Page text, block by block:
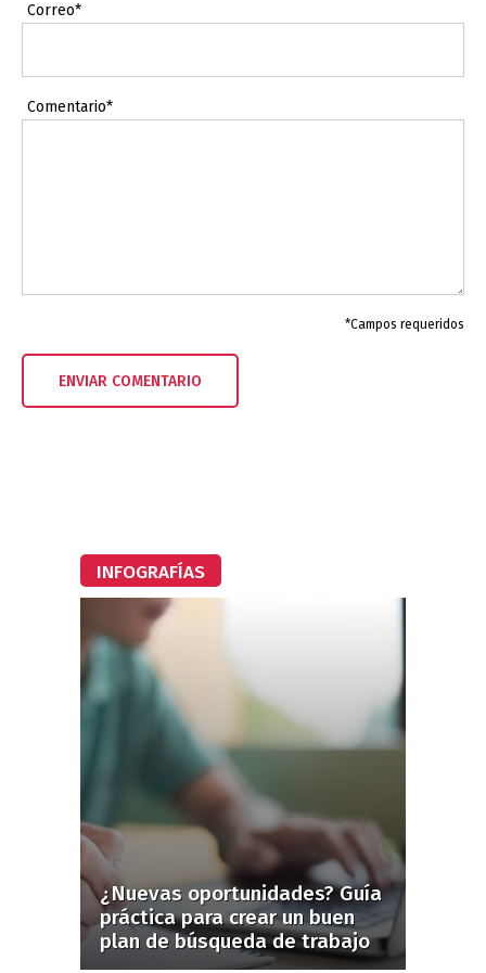
Correo*
Comentario*
*Campos requeridos
INFOGRAFÍAS
¿Nuevas oportunidades? Guía
práctica para crear un buen
plan de búsqueda de trabajo